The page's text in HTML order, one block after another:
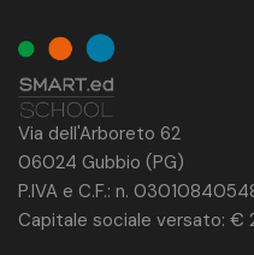
Via dell'Arboreto 62
06024 Gubbio (PG)
P.IVA e C.F.: n.
Capitale sociale versato: €